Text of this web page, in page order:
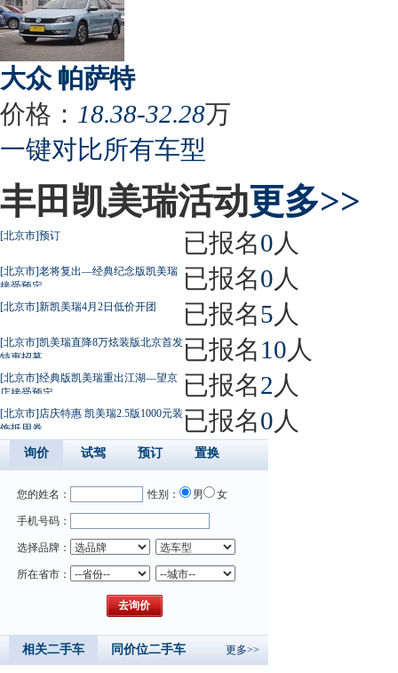
大众 帕萨特
价格： 18.38-32.28万
一键对比所有车型
丰田凯美瑞活动更多>>
[北京市]预订 已报名0 人
[北京市]老将复出—经典纪念版凯美瑞
接受预定
已报名0 人
[北京市]新凯美瑞4月2日低价开团 已报名5 人
[北京市]凯美瑞直降8万炫装版北京首发
特惠招募
已报名10 人
[北京市]经典版凯美瑞重出江湖—望京
店接受预定
已报名2 人
[北京市]店庆特惠 凯美瑞2.5版1000元装
饰抵用券
已报名0 人
询价 试驾 预订 置换
您的姓名： 性别： 男 女
手机号码：
选择品牌：
所在省市：
相关二手车 同价位二手车 更多>>